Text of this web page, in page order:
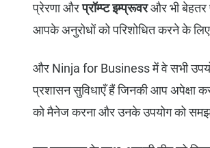
प्रेरणा औरप्रॉम्प्ट इम्प्रूवरऔर भी बेहतर
आपके अनुरोधों को परिशोधित करने के
और Ninja for Business में वे सभी
प्रशासन सुविधाएँ हैं जिनकी आप अपेक्षा
को मैनेज करना और उनके उपयोग को